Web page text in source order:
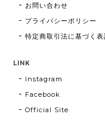
お問い合わせ
プライバシーポリシー
特定商取引法に基づく表
LINK
Instagram
Facebook
Official Site